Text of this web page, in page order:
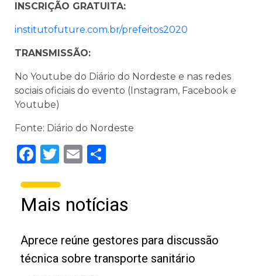
INSCRIÇÃO GRATUITA:
institutofuture.com.br/prefeitos2020
TRANSMISSÃO:
No Youtube do Diário do Nordeste e nas redes
sociais oficiais do evento (Instagram, Facebook e
Youtube)
Fonte: Diário do Nordeste
Facebook
Twitter
Email
Mais notícias
Aprece reúne gestores para discussão
técnica sobre transporte sanitário